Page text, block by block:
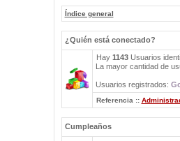
Índice general
¿Quién está conectado?
Hay 1143Usuarios
La mayor cantidad de
Usuarios registrados:
Referencia ::
Cumpleaños